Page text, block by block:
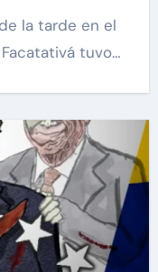
la tarde en el
tuvo…